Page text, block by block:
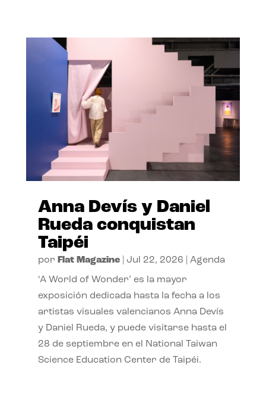
Anna Devís y Daniel
Rueda conquistan
Taipéi
por Flat Magazine| Jul 22, 2026 Agenda
‘A World of Wonder’ es la mayor
exposición dedicada hasta la fecha a los
artistas visuales valencianos Anna Devís
y Daniel Rueda, y puede visitarse hasta el
28 de septiembre en el National Taiwan
Science Education Center de Taipéi.